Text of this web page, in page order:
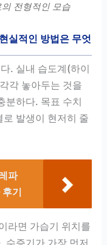
전형적인 모습
실적인 방법은 무엇
. 실내 습도계(하이
각 놓아두는 것을
분하다. 목표 수치
발생이 현저히 줄
파
후기
라면 가습기 위치를
수증기가 가장 먼저